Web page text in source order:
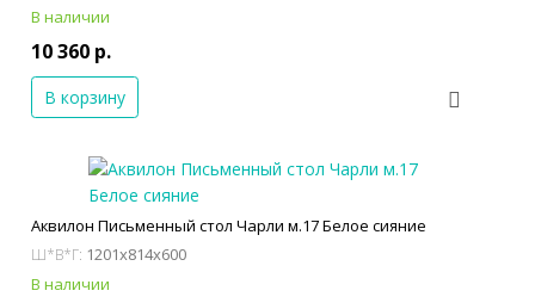
В наличии
10 360 р.
В корзину
Аквилон Письменный стол Чарли м.17 Белое сияние
Ш*В*Г: 1201x814x600
В наличии